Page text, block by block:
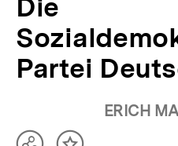
Die
Partei
ERICH